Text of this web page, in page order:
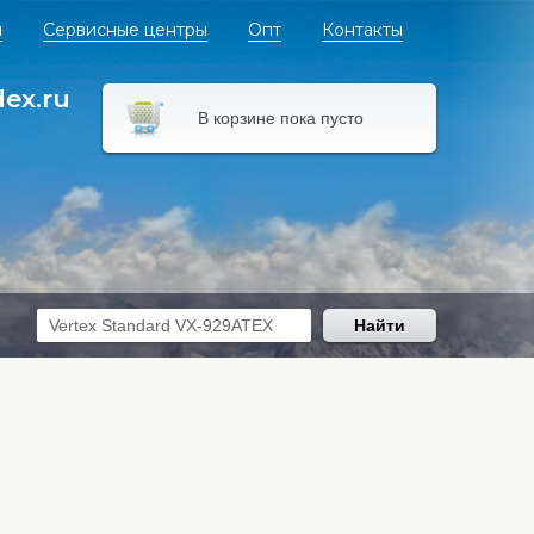
Сервисные центры Опт Контакты
В корзине пока пусто
Найти